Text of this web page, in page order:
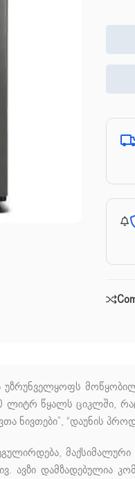
უზრუნველყოფს
წყალს ციკლში,
“დაუნის
ავზი